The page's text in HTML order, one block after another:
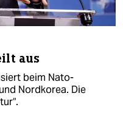
aus
beim Nato-
Nordkorea. Die